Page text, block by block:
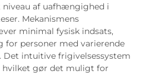
af uafhængighed i
Mekanismens
minimal fysisk indsats,
personer med varierende
intuitive frigivelsessystem
hvilket gør det muligt for